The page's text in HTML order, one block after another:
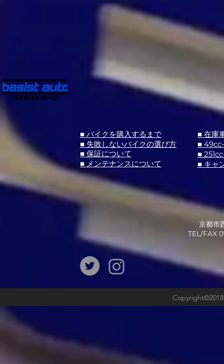
■ バイクを購入するまで
■ 失敗しないバイクの選び方
■ 保証について
■ メンテナンスについて
■ 在庫
■
■
■ キャ
京都市
​TEL/FAX